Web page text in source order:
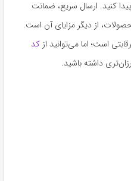
کنید. ارسال سریع، ضمانت
اصالت محصولات، از دیگر مزایای آن است.
است؛ اما می‌توانید از کد
داشته باشید.